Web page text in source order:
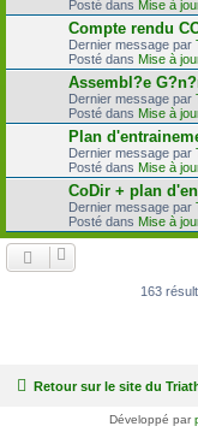
Posté dans Mise à
Compte rendu
Dernier message par
Posté dans Mise à
Assembl?e
Dernier message par
Posté dans Mise à
Plan
Dernier message par
Posté dans Mise à
CoDir + plan
Dernier message par
Posté dans Mise à
163
Retour sur le site du
Développé par